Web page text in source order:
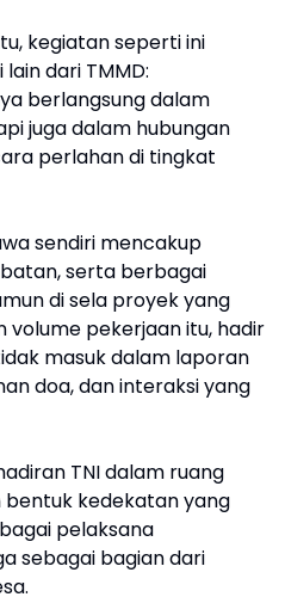
kegiatan seperti ini
dari TMMD:
berlangsung dalam
juga dalam hubungan
perlahan di tingkat
sendiri mencakup
serta berbagai
di sela proyek yang
pekerjaan itu, hadir
masuk dalam laporan
doa, dan interaksi yang
TNI dalam ruang
kedekatan yang
pelaksana
sebagai bagian dari